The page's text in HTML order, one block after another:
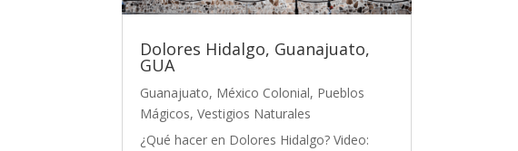
Dolores Hidalgo, Guanajuato,
GUA
Guanajuato, México Colonial, Pueblos
Mágicos,Vestigios Naturales
¿Qué hacer en Dolores Hidalgo? Video: